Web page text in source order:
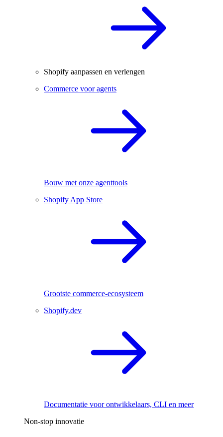
Shopify aanpassen en verlengen
Commerce voor agents
Bouw met onze agenttools
Shopify App Store
Grootste commerce-ecosysteem
Shopify.dev
Documentatie voor ontwikkelaars, CLI en meer
Non-stop innovatie